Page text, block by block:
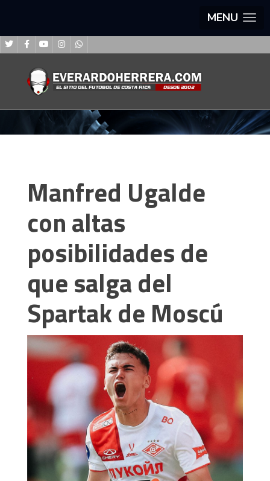
MENU
Manfred Ugalde
con altas
posibilidades de
que salga del
Spartak de Moscú